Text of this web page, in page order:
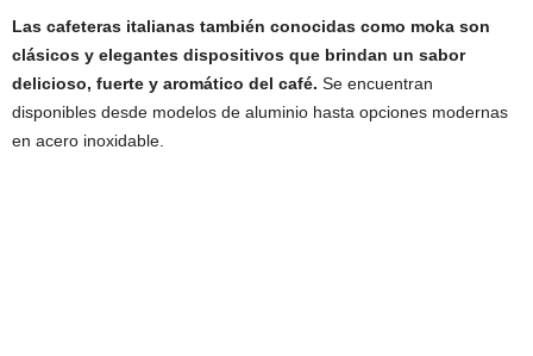
Las cafeteras italianas también conocidas como moka son
clásicos y elegantes dispositivos que brindan un sabor
delicioso, fuerte y aromático del café. Se encuentran
disponibles desde modelos de aluminio hasta opciones modernas
en acero inoxidable.